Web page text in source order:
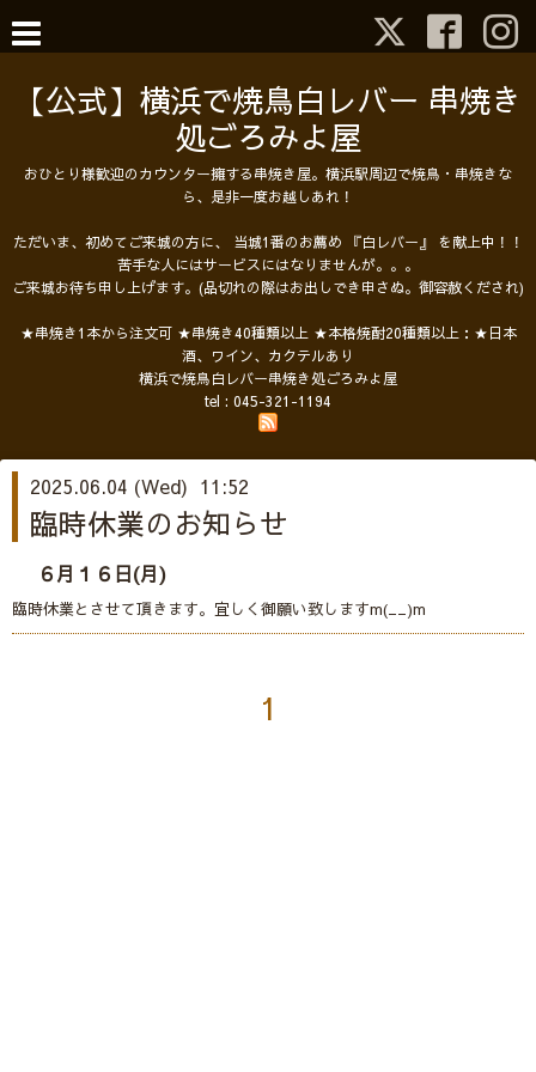
【公式】横浜で焼鳥白レバー 串焼き
処ごろみよ屋
おひとり様歓迎のカウンター擁する串焼き屋。横浜駅周辺で焼鳥・串焼きな
ら、是非一度お越しあれ！
ただいま、初めてご来城の方に、 当城1番のお薦め 『白レバー』 を献上中！！
苦手な人にはサービスにはなりませんが。。。
ご来城お待ち申し上げます。(品切れの際はお出しでき申さぬ。御容赦くだされ)
★串焼き1本から注文可 ★串焼き40種類以上 ★本格焼酎20種類以上：★日本
酒、ワイン、カクテルあり
横浜で焼鳥白レバー串焼き処ごろみよ屋
tel : 045-321-1194
2025.06.04 (Wed) 11:52
臨時休業のお知らせ
６月１６日(月)
臨時休業とさせて頂きます。宜しく御願い致しますm(__)m
1